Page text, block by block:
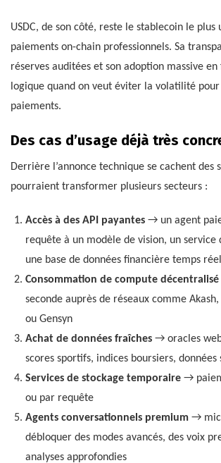
USDC, de son côté, reste le stablecoin le plus
paiements on-chain professionnels. Sa
réserves auditées et son adoption massive
logique quand on veut éviter la volatilité
paiements.
Des cas d’usage déjà très
Derrière l’annonce technique se cachent des
pourraient transformer plusieurs secteurs :
Accès à des API payantes→ un agent
requête à un modèle de vision, un service
une base de données financière temps réel
Consommation de compute décentralisé
seconde auprès de réseaux comme
ou Gensyn
Achat de données fraîches→ oracles
scores sportifs, indices boursiers, données
Services de stockage temporaire→
ou par requête
Agents conversationnels premium→
débloquer des modes avancés, des voix
analyses approfondies